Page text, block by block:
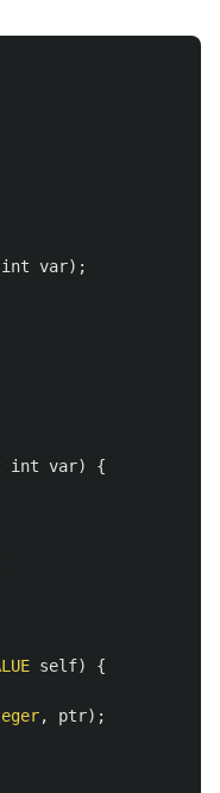
int var);
int var)
{
self)
{
, ptr);